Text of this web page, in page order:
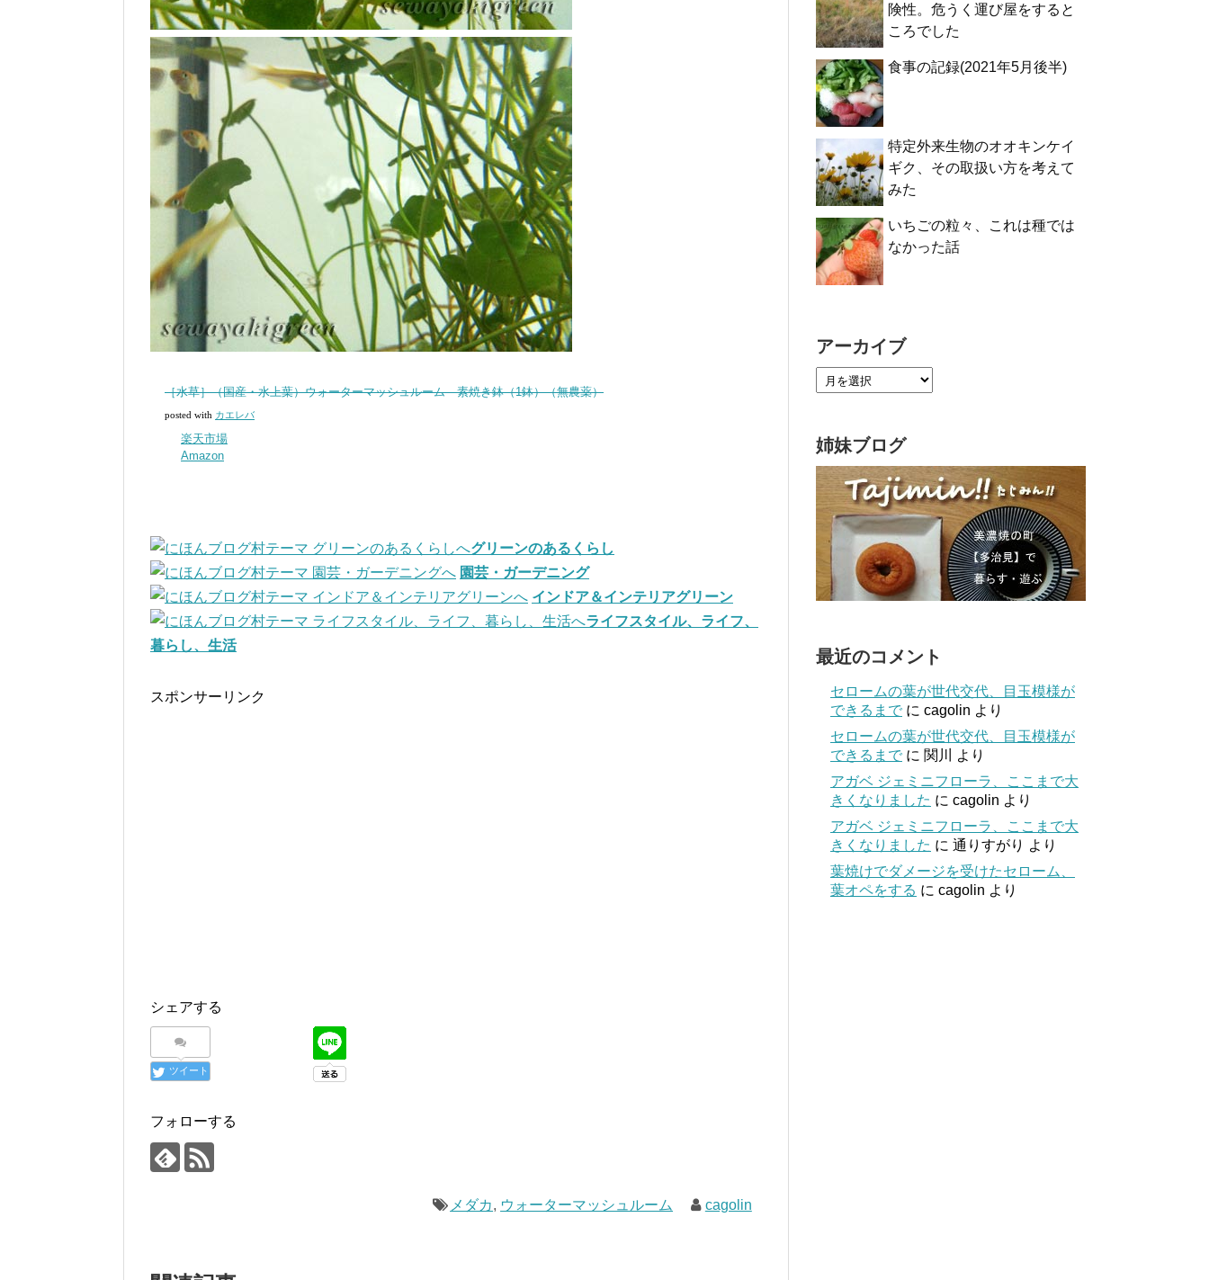
［水草］（国産・水上葉）ウォーターマッシュルーム 素焼き鉢（1鉢）（無農薬）
posted with カエレバ
楽天市場
Amazon
グリーンのあるくらし
園芸・ガーデニング
インドア＆インテリアグリーン
ライフスタイル、ライフ、
暮らし、生活
スポンサーリンク
シェアする
ツイート
フォローする
メダカ, ウォーターマッシュルーム cagolin
険性。危うく運び屋をすると
ころでした
食事の記録(2021年5月後半)
特定外来生物のオオキンケイ
ギク、その取扱い方を考えて
みた
いちごの粒々、これは種では
なかった話
アーカイブ
姉妹ブログ
最近のコメント
セロームの葉が世代交代、目玉模様が
できるまで に cagolin より
セロームの葉が世代交代、目玉模様が
できるまで に 関川
より
アガベ ジェミニフローラ、ここまで大
きくなりました に cagolin より
アガベ ジェミニフローラ、ここまで大
きくなりました に 通りすがり より
葉焼けでダメージを受けたセローム、
葉オペをする に cagolin より